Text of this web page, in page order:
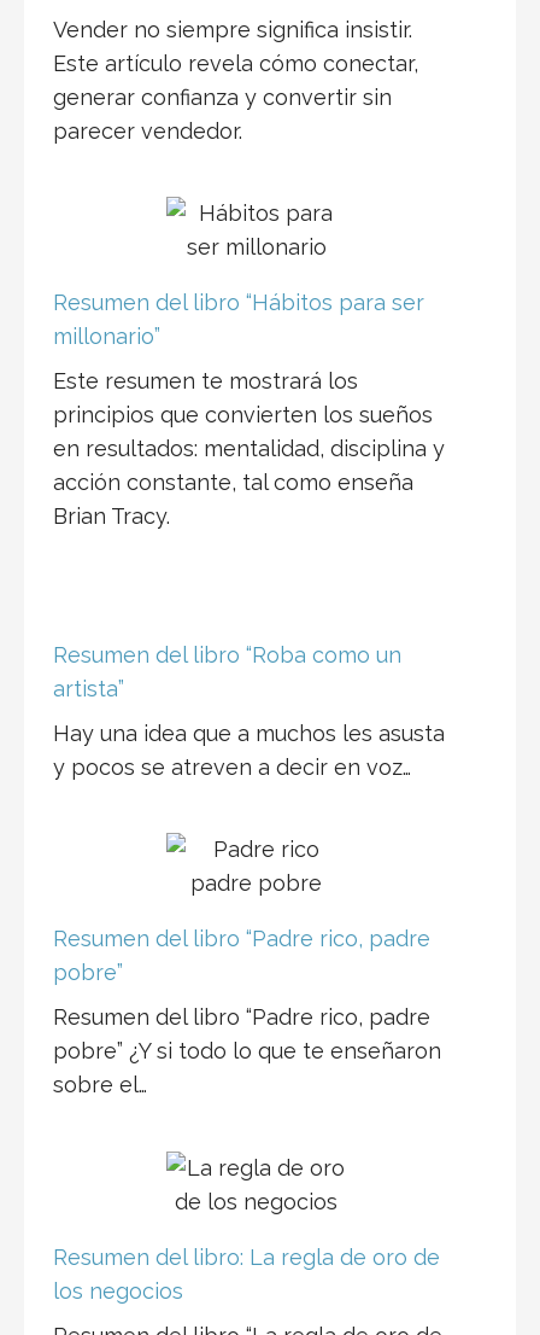
Vender no siempre significa insistir.
Este artículo revela cómo conectar,
generar confianza y convertir sin
parecer vendedor.
Resumen del libro “Hábitos para ser
millonario”
Este resumen te mostrará los
principios que convierten los sueños
en resultados: mentalidad, disciplina y
acción constante, tal como enseña
Brian Tracy.
Resumen del libro “Roba como un
artista”
Hay una idea que a muchos les asusta
y pocos se atreven a decir en voz…
Resumen del libro “Padre rico, padre
pobre”
Resumen del libro “Padre rico, padre
pobre” ¿Y si todo lo que te enseñaron
sobre el…
Resumen del libro: La regla de oro de
los negocios